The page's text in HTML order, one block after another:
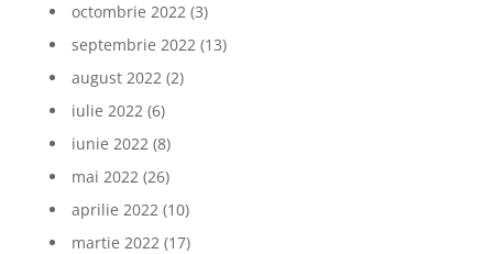
octombrie 2022(3)
septembrie 2022(13)
august 2022(2)
iulie 2022(6)
iunie 2022(8)
mai 2022(26)
aprilie 2022(10)
martie 2022(17)